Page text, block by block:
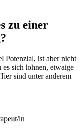
zu einer
Potenzial, ist aber nicht
es sich lohnen, etwaige
sind unter anderem
in